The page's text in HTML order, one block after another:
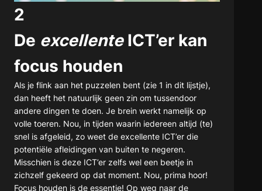
2
De excellenteICT’er kan
focus houden
Als je flink aan het puzzelen bent (zie 1 in dit lijstje),
dan heeft het natuurlijk geen zin om tussendoor
andere dingen te doen. Je brein werkt namelijk op
volle toeren. Nou, in tijden waarin iedereen altijd (te)
snel is afgeleid, zo weet de excellente ICT’er die
potentiële afleidingen van buiten te negeren.
Misschien is deze ICT’er zelfs wel een beetje in
zichzelf gekeerd op dat moment. Nou, prima hoor!
Focus houden is de essentie! Op weg naar de